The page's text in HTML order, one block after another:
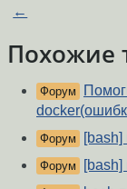
←
Похожие
Форум
Форум
Форум